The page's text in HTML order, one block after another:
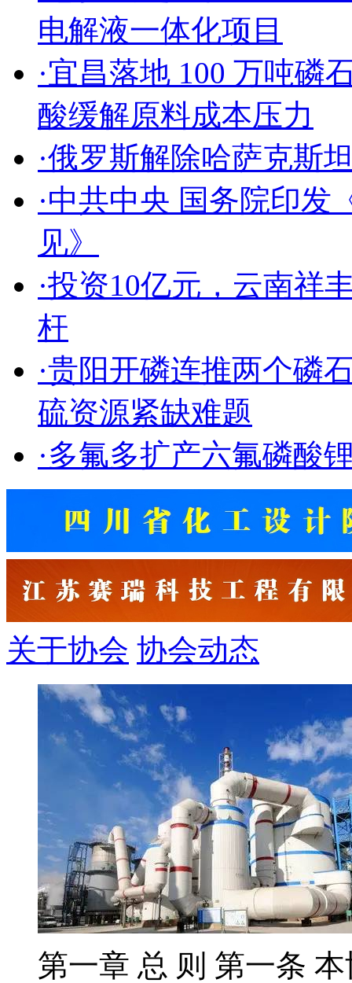
电解液一体化项目
·宜昌落地 100 万吨磷
酸缓解原料成本压力
·俄罗斯解除哈萨克斯
·中共中央 国务院印发
见》
·投资10亿元，云南祥
杆
·贵阳开磷连推两个磷
硫资源紧缺难题
·多氟多扩产六氟磷酸
关于协会 协会动态
第一章 总 则 第一条